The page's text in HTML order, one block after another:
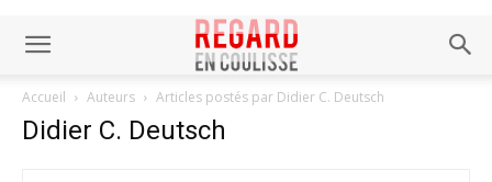
Accueil Auteurs Articles postés par Didier C. Deutsch
Didier C. Deutsch